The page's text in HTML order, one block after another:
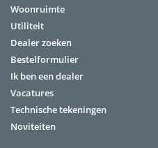
Woonruimte
Utiliteit
Dealer zoeken
Bestelformulier
Ik ben een dealer
Vacatures
Technische tekeningen
Noviteiten